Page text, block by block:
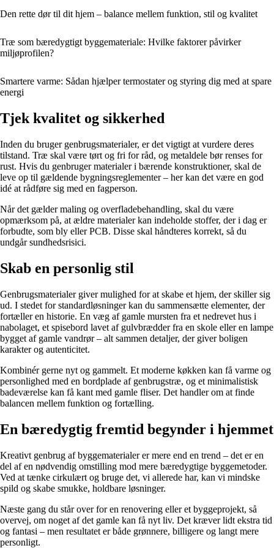
Den rette dør til dit hjem – balance mellem funktion, stil og kvalitet
Træ som bæredygtigt byggemateriale: Hvilke faktorer påvirker
miljøprofilen?
Smartere varme: Sådan hjælper termostater og styring dig med at spare
energi
Tjek kvalitet og sikkerhed
Inden du bruger genbrugsmaterialer, er det vigtigt at vurdere deres
tilstand. Træ skal være tørt og fri for råd, og metaldele bør renses for
rust. Hvis du genbruger materialer i bærende konstruktioner, skal de
leve op til gældende bygningsreglementer – her kan det være en god
idé at rådføre sig med en fagperson.
Når det gælder maling og overfladebehandling, skal du være
opmærksom på, at ældre materialer kan indeholde stoffer, der i dag er
forbudte, som bly eller PCB. Disse skal håndteres korrekt, så du
undgår sundhedsrisici.
Skab en personlig stil
Genbrugsmaterialer giver mulighed for at skabe et hjem, der skiller sig
ud. I stedet for standardløsninger kan du sammensætte elementer, der
fortæller en historie. En væg af gamle mursten fra et nedrevet hus i
nabolaget, et spisebord lavet af gulvbrædder fra en skole eller en lampe
bygget af gamle vandrør – alt sammen detaljer, der giver boligen
karakter og autenticitet.
Kombinér gerne nyt og gammelt. Et moderne køkken kan få varme og
personlighed med en bordplade af genbrugstræ, og et minimalistisk
badeværelse kan få kant med gamle fliser. Det handler om at finde
balancen mellem funktion og fortælling.
En bæredygtig fremtid begynder i hjemmet
Kreativt genbrug af byggematerialer er mere end en trend – det er en
del af en nødvendig omstilling mod mere bæredygtige byggemetoder.
Ved at tænke cirkulært og bruge det, vi allerede har, kan vi mindske
spild og skabe smukke, holdbare løsninger.
Næste gang du står over for en renovering eller et byggeprojekt, så
overvej, om noget af det gamle kan få nyt liv. Det kræver lidt ekstra tid
og fantasi – men resultatet er både grønnere, billigere og langt mere
personligt.